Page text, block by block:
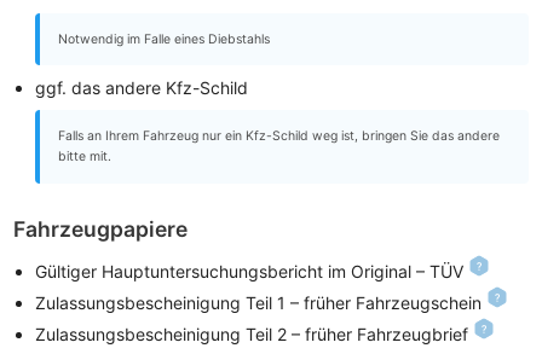
Notwendig im Falle eines Diebstahls
ggf. das andere Kfz-Schild
Falls an Ihrem Fahrzeug nur ein Kfz-Schild weg ist, bringen Sie das andere
bitte mit.
Fahrzeugpapiere
Gültiger Hauptuntersuchungsbericht im Original – TÜV
Zulassungsbescheinigung Teil 1 – früher Fahrzeugschein
Zulassungsbescheinigung Teil 2 – früher Fahrzeugbrief